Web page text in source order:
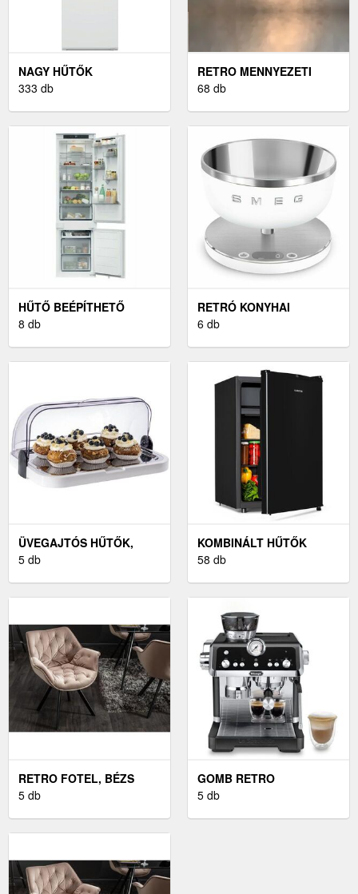
NAGY HŰTŐK
333 db
RETRO MENNYEZETI
LÁMPA
68 db
HŰTŐ BEÉPÍTHETŐ
ALULFAGYASZTÓS
8 db
RETRÓ KONYHAI
MÉRLEG
6 db
ÜVEGAJTÓS HŰTŐK,
ITALHŰTŐK
5 db
KOMBINÁLT HŰTŐK
58 db
RETRO FOTEL, BÉZS
5 db
GOMB RETRO
KÁVÉFŐZŐHÖZ
5 db